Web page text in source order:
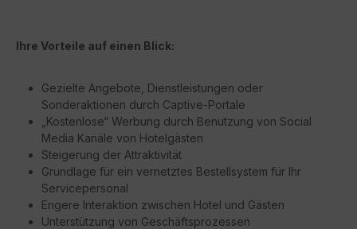
Ihre Vorteile auf einen Blick:
Gezielte Angebote, Dienstleistungen oder
Sonderaktionen durch Captive-Portale
„Kostenlose“ Werbung durch Benutzung von Social
Media Kanäle von Hotelgästen
Steigerung der Attraktivität
Grundlage für ein vernetztes Bestellsystem für Ihr
Servicepersonal
Engere Interaktion zwischen Hotel und Gästen
Unterstützung von Geschäftsprozessen